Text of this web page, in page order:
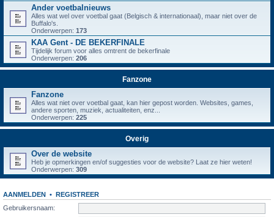
Ander voetbalnieuws
Alles wat wel over voetbal gaat (Belgisch & internationaal), maar niet over de
Buffalo's.
Onderwerpen: 173
KAA Gent - DE BEKERFINALE
Tijdelijk forum voor alles omtrent de bekerfinale
Onderwerpen: 206
Fanzone
Fanzone
Alles wat niet over voetbal gaat, kan hier gepost worden. Websites, games,
andere sporten, muziek, actualiteiten, enz...
Onderwerpen: 225
Overig
Over de website
Heb je opmerkingen en/of suggesties voor de website? Laat ze hier weten!
Onderwerpen: 309
AANMELDEN • REGISTREER
Gebruikersnaam: